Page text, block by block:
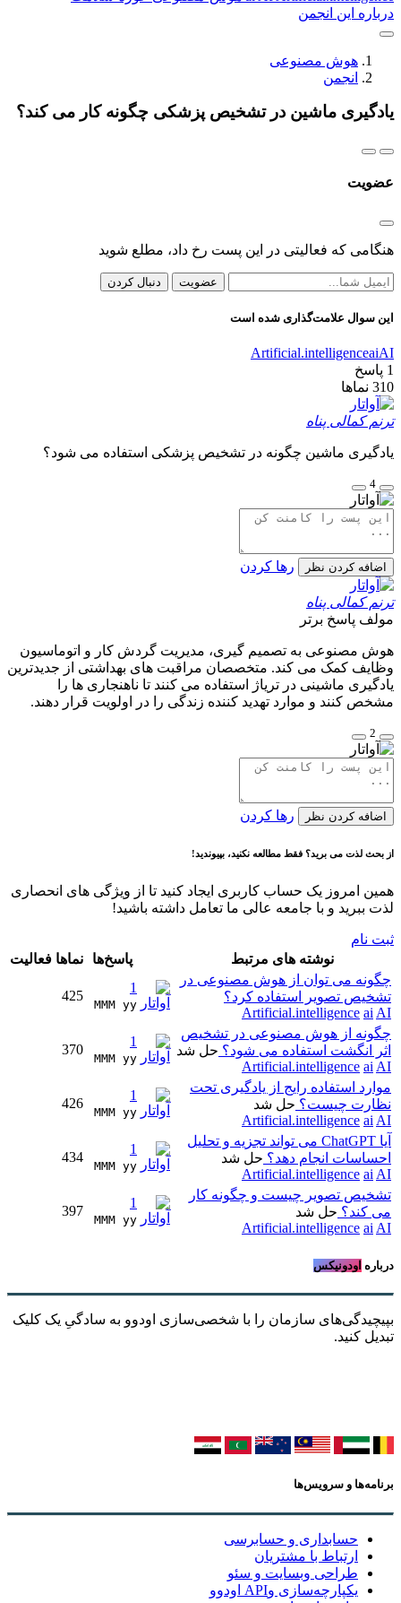
درباره این انجمن
هوش مصنوعی
انجمن
یادگیری ماشین در تشخیص پزشکی چگونه کار می کند؟
عضویت
هنگامی که فعالیتی در این پست رخ داد، مطلع شوید
عضویت دنبال کردن
این سوال علامت‌گذاری شده است
Artificial.intelligenceaiAI
1 پاسخ
310 نماها
ترنم کمالی پناه
یادگیری ماشین چگونه در تشخیص پزشکی استفاده می شود؟
4
اضافه کردن نظر رها کردن
ترنم کمالی پناه
مولف پاسخ برتر
هوش مصنوعی به تصمیم گیری، مدیریت گردش کار و اتوماسیون
وظایف کمک می کند. متخصصان مراقبت های بهداشتی از جدیدترین
یادگیری ماشینی در تریاژ استفاده می کنند تا ناهنجاری ها را
مشخص کنند و موارد تهدید کننده زندگی را در اولویت قرار دهند.
2
اضافه کردن نظر رها کردن
از بحث لذت می برید؟ فقط مطالعه نکنید، بپیوندید!
همین امروز یک حساب کاربری ایجاد کنید تا از ویژگی های انحصاری
لذت ببرید و با جامعه عالی ما تعامل داشته باشید!
ثبت نام
نوشته های مرتبط
پاسخ‌ها نماها فعالیت
چگونه می توان از هوش مصنوعی در
تشخیص تصویر استفاده کرد؟
Artificial.intelligence ai AI
1
MMM yy
425
چگونه از هوش مصنوعی در تشخیص
اثر انگشت استفاده می شود؟ حل شد
Artificial.intelligence ai AI
1
MMM yy
370
موارد استفاده رایج از یادگیری تحت
نظارت چیست؟ حل شد
Artificial.intelligence ai AI
1
MMM yy
426
آیا ChatGPT می تواند تجزیه و تحلیل
احساسات انجام دهد؟ حل شد
Artificial.intelligence ai AI
1
MMM yy
434
تشخیص تصویر چیست و چگونه کار
می کند؟ حل شد
Artificial.intelligence ai AI
1
MMM yy
397
درباره اودونیکس
بپیچیدگی‌های سازمان را با شخصی‌سازی اودوو به سادگیِ یک کلیک
تبدیل کنید.
برنامه‌ها و سرویس‌ها
حسابداری و حسابرسی
ارتباط با مشتریان
طراحی وبسایت و سئو
یکپارچه‌سازی وAPI اودوو